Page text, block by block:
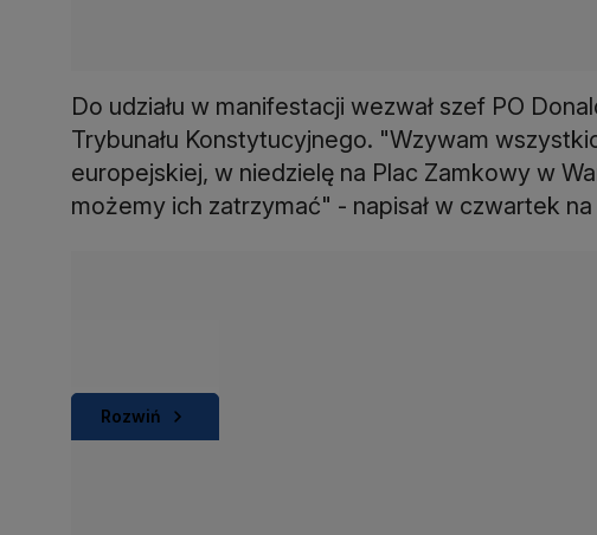
Do udziału w manifestacji wezwał szef PO
Trybunału Konstytucyjnego. "Wzywam
europejskiej, w niedzielę na Plac Zamkowy w
możemy ich zatrzymać" - napisał w czwartek
Rozwiń